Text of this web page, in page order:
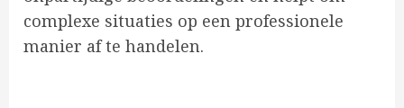
complexe situaties op een professionele
manier af te handelen.